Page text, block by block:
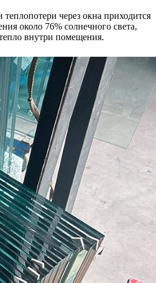
через окна приходится
около 76% солнечного света,
внутри помещения.